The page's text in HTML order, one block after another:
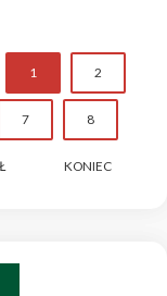
1 2
7 8
KONIEC